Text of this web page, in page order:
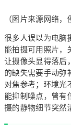
（图片来源网络，
很多人误以为电脑
能拍摄可用照片，
让摄像头显得落后
的缺失需要手动弥
对焦参考；环境光
能抑制噪点，曾有
摄的静物细节突然